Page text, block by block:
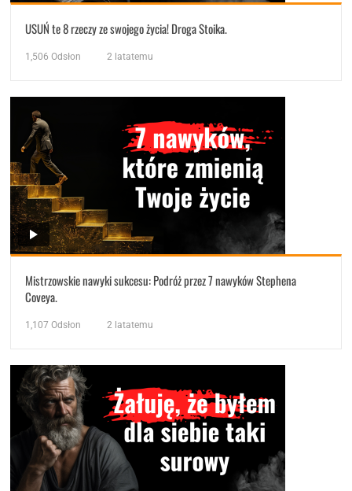
USUŃ te 8 rzeczy ze swojego życia! Droga Stoika.
1,506 Odsłon 2 latatemu
Mistrzowskie nawyki sukcesu: Podróż przez 7 nawyków Stephena
Coveya.
1,107 Odsłon 2 latatemu